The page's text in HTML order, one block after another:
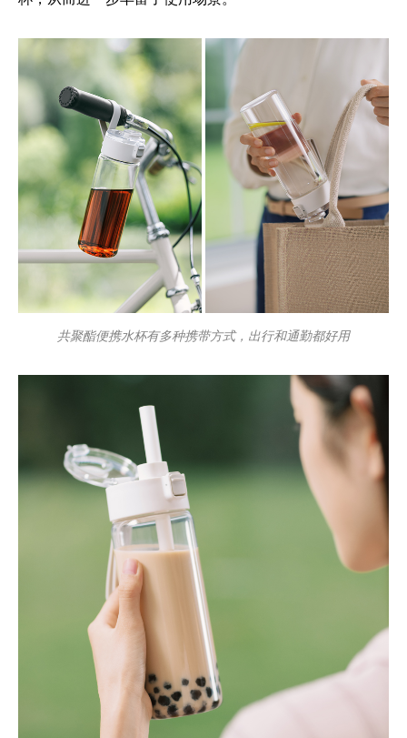
共聚酯便携水杯有多种携带方式，出行和通勤都好用